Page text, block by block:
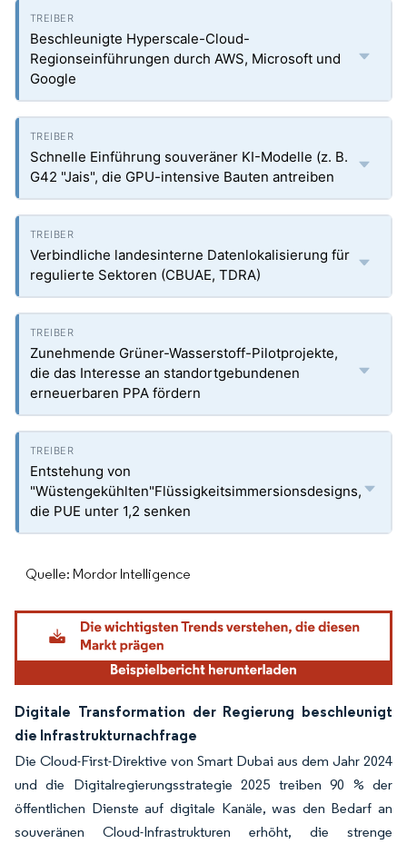
Beschleunigte Hyperscale-Cloud-
Regionseinführungen durch AWS, Microsoft und
Google
Schnelle Einführung souveräner KI-Modelle (z. B.
G42 "Jais", die GPU-intensive Bauten antreiben
Verbindliche landesinterne Datenlokalisierung für
regulierte Sektoren (CBUAE, TDRA)
Zunehmende Grüner-Wasserstoff-Pilotprojekte,
die das Interesse an standortgebundenen
erneuerbaren PPA fördern
Entstehung von
"Wüstengekühlten"Flüssigkeitsimmersionsdesigns,
die PUE unter 1,2 senken
Quelle: Mordor Intelligence
Digitale Transformation der Regierung beschleunigt
die Infrastrukturnachfrage
Die Cloud-First-Direktive von Smart Dubai aus dem Jahr 2024
und die Digitalregierungsstrategie 2025 treiben 90 % der
öffentlichen Dienste auf digitale Kanäle, was den Bedarf an
souveränen Cloud-Infrastrukturen erhöht, die strenge